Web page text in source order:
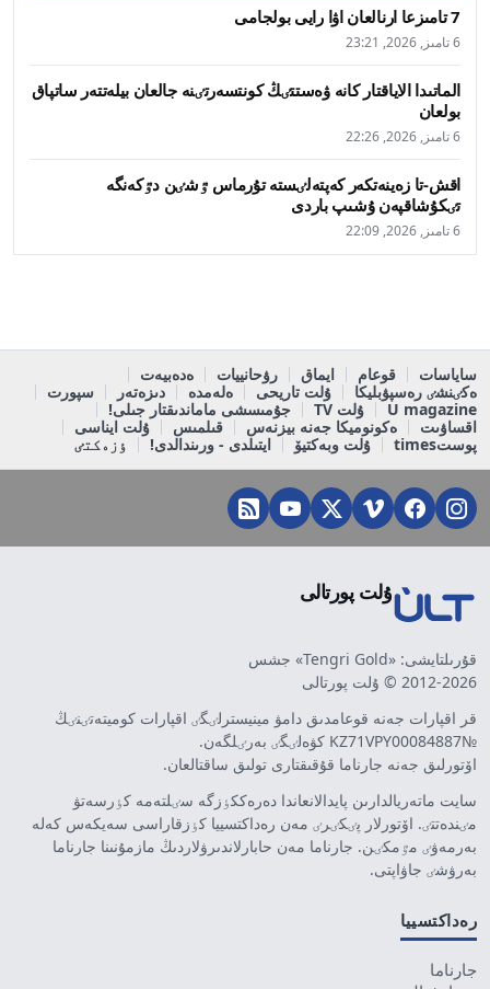
7 تامىزعا ارنالعان اۋا رايى بولجامى
6 تامىز, 2026, 23:21
الماتىدا الاياقتار كانە ۋەستتٸڭ كونتسەرتٸنە جالعان بيلەتتەر ساتپاق
بولعان
6 تامىز, 2026, 22:26
اقش-تا زەينەتكەر كەپتەلٸستە تۇرماس ٷشٸن دٷكەنگە
تٸكۇشاقپەن ۇشىپ باردى
6 تامىز, 2026, 22:09
ساياسات قوعام ايماق رۋحانييات
ەدەبيەت
ەكٸنشٸ رەسپۋبليكا
ۇلت تاريحى ەلەمدە دىزەتەر
سپورت
U magazine
ۇلت TV
جۇمىسشى ماماندىقتار جىلى!
اقساۋىت
ەكونوميكا جەنە بيزنەس قىلمىس
ۇلت ايناسى
پوستtimes
ۇلت وبەكتيۆ ايتىلدى - ورىندالدى! ٶزەكتٸ
ۇلت پورتالى
قۇرىلتايشى: «Tengri Gold» جشس
2012-2026 © ۇلت پورتالى
قر اقپارات جەنە قوعامدىق دامۋ مينيسترلٸگٸ اقپارات كوميتەتٸنٸڭ
№KZ71VPY00084887 كۋەلٸگٸ بەرٸلگەن.
اۆتورلىق جەنە جارناما قۇقىقتارى تولىق ساقتالعان.
سايت ماتەريالدارىن پايدالانعاندا دەرەككٶزگە سٸلتەمە كٶرسەتۋ
مٸندەتتٸ. اۆتورلار پٸكٸرٸ مەن رەداكتسييا كٶزقاراسى سەيكەس كەلە
بەرمەۋٸ مٷمكٸن. جارناما مەن حابارلاندىرۋلاردىڭ مازمۇنىنا جارناما
بەرۋشٸ جاۋاپتى.
رەداكتسييا
جارناما